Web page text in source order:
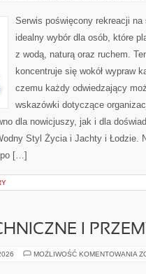
Serwis poświęcony rekreacji
idealny wybór dla osób, które
z wodą, naturą oraz ruchem.
koncentruje się wokół wypraw
czemu każdy odwiedzający
wskazówki dotyczące
dla nowicjuszy, jak i dla
Styl Życia i Jachty i Łodzie.
po […]
I
MOŻLIWOŚĆ KOMENTOWANIA